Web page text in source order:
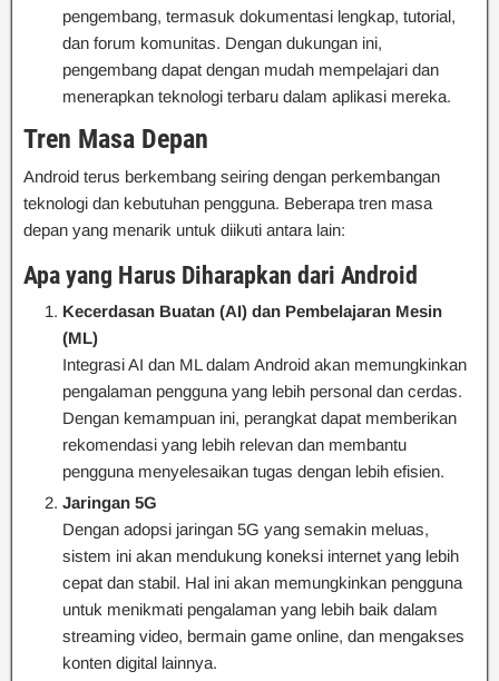
pengembang, termasuk dokumentasi lengkap, tutorial,
dan forum komunitas. Dengan dukungan ini,
pengembang dapat dengan mudah mempelajari dan
menerapkan teknologi terbaru dalam aplikasi mereka.
Tren Masa Depan
Android terus berkembang seiring dengan perkembangan
teknologi dan kebutuhan pengguna. Beberapa tren masa
depan yang menarik untuk diikuti antara lain:
Apa yang Harus Diharapkan dari Android
Kecerdasan Buatan (AI) dan Pembelajaran Mesin
(ML)
Integrasi AI dan ML dalam Android akan memungkinkan
pengalaman pengguna yang lebih personal dan cerdas.
Dengan kemampuan ini, perangkat dapat memberikan
rekomendasi yang lebih relevan dan membantu
pengguna menyelesaikan tugas dengan lebih efisien.
Jaringan 5G
Dengan adopsi jaringan 5G yang semakin meluas,
sistem ini akan mendukung koneksi internet yang lebih
cepat dan stabil. Hal ini akan memungkinkan pengguna
untuk menikmati pengalaman yang lebih baik dalam
streaming video, bermain game online, dan mengakses
konten digital lainnya.